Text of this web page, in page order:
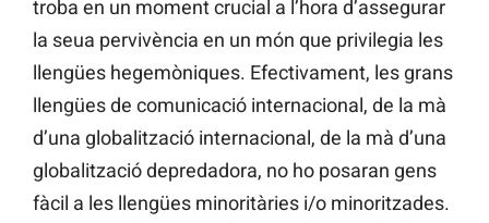
troba en un moment crucial a l’hora d’assegurar
la seua pervivència en un món que privilegia les
llengües hegemòniques. Efectivament, les grans
llengües de comunicació internacional, de la mà
d’una globalització internacional, de la mà d’una
globalització depredadora, no ho posaran gens
fàcil a les llengües minoritàries i/o minoritzades.